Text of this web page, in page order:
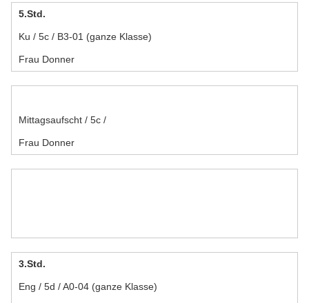
5.Std.
Ku / 5c / B3-01 (ganze Klasse)
Frau Donner
Mittagsaufscht / 5c /
Frau Donner
3.Std.
Eng / 5d / A0-04 (ganze Klasse)